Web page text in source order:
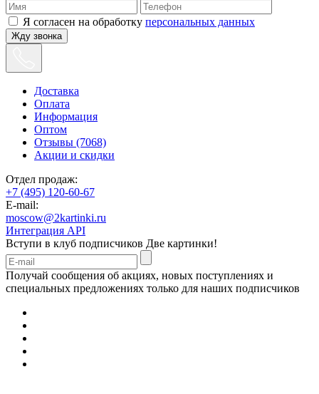
Я согласен на обработку персональных данных
Жду звонка
Доставка
Оплата
Информация
Оптом
Отзывы (7068)
Акции и скидки
Отдел продаж:
+7 (495) 120-60-67
E-mail:
moscow@2kartinki.ru
Интеграция API
Вступи в клуб подписчиков Две картинки!
Получай сообщения об акциях, новых поступлениях и
специальных предложениях только для наших подписчиков